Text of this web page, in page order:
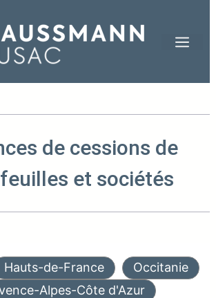
de cessions de
et sociétés
Hauts-de-France
Occitanie
Alpes-Côte d'Azur